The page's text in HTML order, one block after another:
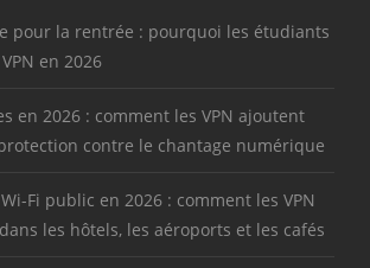
pour la rentrée : pourquoi les étudiants
en 2026
en 2026 : comment les VPN ajoutent
contre le chantage numérique
Fi public en 2026 : comment les VPN
les hôtels, les aéroports et les cafés